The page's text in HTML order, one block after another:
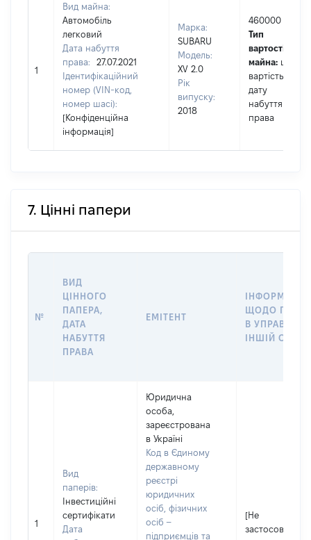
1
Вид майна:
Автомобіль
легковий
Дата набуття
права:
27.07.2021
Ідентифікаційний
номер (VIN-код,
номер шасі):
[Конфіденційна
інформація]
Марка:
SUBARU
Модель:
XV 2.0
Рік
випуску:
2018
460000
Тип
вартості
майна: це
вартість на
дату
набуття
права
7. Цінні папери
№
ВИД
ЦІННОГО
ПАПЕРА,
ДАТА
НАБУТТЯ
ПРАВА
ЕМІТЕНТ
ІНФОРМАЦІЯ
ЩОДО
В
ІНШІЙ ОСОБІ
1
Вид
паперів:
Інвестиційні
сертифікати
Дата
Юридична
особа,
зареєстрована
в Україні
Код в Єдиному
державному
реєстрі
юридичних
осіб, фізичних
осіб –
підприємців та
[Не